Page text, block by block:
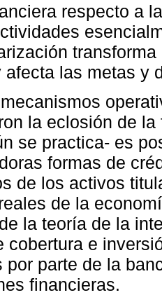
respecto a
afecta las metas y
la eclosión de
se practica- es
formas de
de los activos
de la
la teoría de la
cobertura e
por parte de la
financieras.